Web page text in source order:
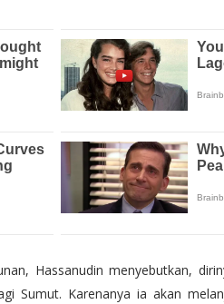
Hassanudin menyebutkan,
Sumut. Karenanya ia akan